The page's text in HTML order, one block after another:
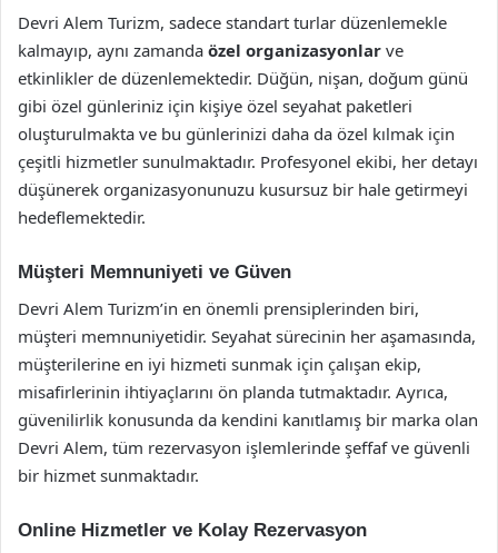
Devri Alem Turizm, sadece standart turlar düzenlemekle
kalmayıp, aynı zamanda özel organizasyonlar ve
etkinlikler de düzenlemektedir. Düğün, nişan, doğum günü
gibi özel günleriniz için kişiye özel seyahat paketleri
oluşturulmakta ve bu günlerinizi daha da özel kılmak için
çeşitli hizmetler sunulmaktadır. Profesyonel ekibi, her detayı
düşünerek organizasyonunuzu kusursuz bir hale getirmeyi
hedeflemektedir.
Müşteri Memnuniyeti ve Güven
Devri Alem Turizm’in en önemli prensiplerinden biri,
müşteri memnuniyetidir. Seyahat sürecinin her aşamasında,
müşterilerine en iyi hizmeti sunmak için çalışan ekip,
misafirlerinin ihtiyaçlarını ön planda tutmaktadır. Ayrıca,
güvenilirlik konusunda da kendini kanıtlamış bir marka olan
Devri Alem, tüm rezervasyon işlemlerinde şeffaf ve güvenli
bir hizmet sunmaktadır.
Online Hizmetler ve Kolay Rezervasyon